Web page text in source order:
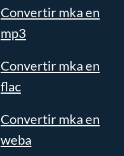
Convertir mka en
mp3
Convertir mka en
flac
Convertir mka en
weba